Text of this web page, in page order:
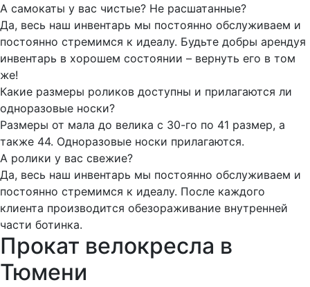
А самокаты у вас чистые? Не расшатанные?
Да, весь наш инвентарь мы постоянно обслуживаем и
постоянно стремимся к идеалу. Будьте добры арендуя
инвентарь в хорошем состоянии – вернуть его в том
же!
Какие размеры роликов доступны и прилагаются ли
одноразовые носки?
Размеры от мала до велика с 30-го по 41 размер, а
также 44. Одноразовые носки прилагаются.
А ролики у вас свежие?
Да, весь наш инвентарь мы постоянно обслуживаем и
постоянно стремимся к идеалу. После каждого
клиента производится обезораживание внутренней
части ботинка.
Прокат велокресла в
Тюмени